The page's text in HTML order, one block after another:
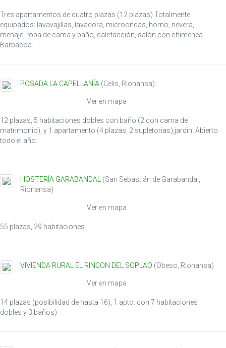
Tres apartamentos de cuatro plazas (12 plazas) Totalmente
equipados: lavavajillas, lavadora, microondas, horno, nevera,
menaje, ropa de cama y baño, calefacción, salón con chimenea.
Barbacoa.
POSADA LA CAPELLANÍA (Celis Rionansa)
Ver en mapa
12 plazas, 5 habitaciones dobles con baño (2 con cama de
matrimonio), y 1 apartamento (4 plazas, 2 supletorias),jardin. Abierto
todo el año.
HOSTERÍA GARABANDAL (San Sebastián de Garabandal ,
Rionansa)
Ver en mapa
55 plazas, 29 habitaciones.
VIVIENDA RURAL EL RINCON DEL SOPLAO (Obeso Rionansa)
Ver en mapa
14 plazas (posibilidad de hasta 16), 1 apto. con 7 habitaciones
dobles y 3 baños)